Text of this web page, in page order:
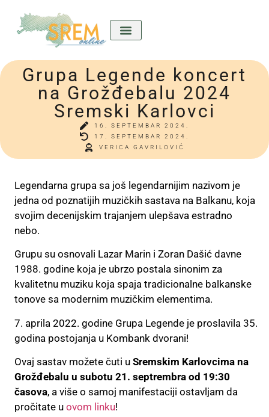
Grupa Legende koncert
na Grožđebalu 2024
Sremski Karlovci
16. SEPTEMBAR 2024.
17. SEPTEMBAR 2024.
VERICA GAVRILOVIĆ
Legendarna grupa sa još legendarnijim nazivom je
jedna od poznatijih muzičkih sastava na Balkanu, koja
svojim decenijskim trajanjem ulepšava estradno
nebo.
Grupu su osnovali Lazar Marin i Zoran Dašić davne
1988. godine koja je ubrzo postala sinonim za
kvalitetnu muziku koja spaja tradicionalne balkanske
tonove sa modernim muzičkim elementima.
7. aprila 2022. godine Grupa Legende je proslavila 35.
godina postojanja u Kombank dvorani!
Ovaj sastav možete čuti u Sremskim Karlovcima na
Grožđebalu u subotu 21. septrembra od 19:30
časova, a više o samoj manifestaciji ostavljam da
pročitate u ovom linku!